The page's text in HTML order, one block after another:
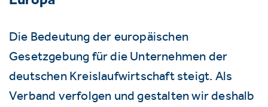
Die Bedeutung der europäischen
Gesetzgebung für die Unternehmen der
deutschen Kreislaufwirtschaft steigt. Als
Verband verfolgen und gestalten wir deshalb